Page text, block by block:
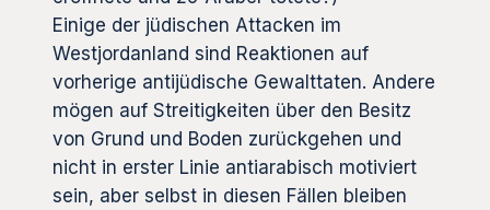
Einige der jüdischen Attacken im
Westjordanland sind Reaktionen auf
vorherige antijüdische Gewalttaten. Andere
mögen auf Streitigkeiten über den Besitz
von Grund und Boden zurückgehen und
nicht in erster Linie antiarabisch motiviert
sein, aber selbst in diesen Fällen bleiben